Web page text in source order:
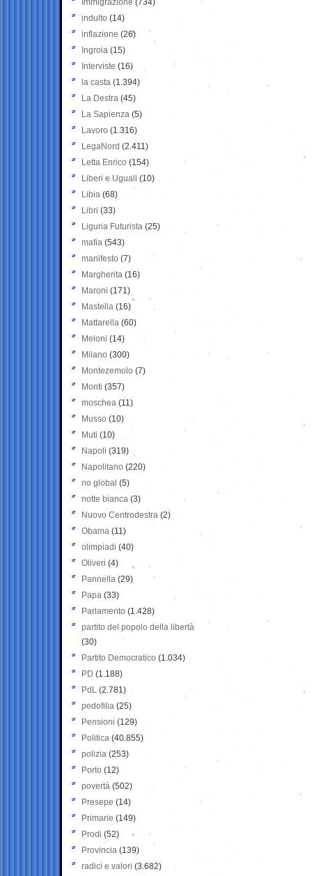
Immigrazione (734)
indulto (14)
inflazione (26)
Ingroia (15)
Interviste (16)
la casta (1.394)
La Destra (45)
La Sapienza (5)
Lavoro (1.316)
LegaNord (2.411)
Letta Enrico (154)
Liberi e Uguali (10)
Libia (68)
Libri (33)
Liguria Futurista (25)
mafia (543)
manifesto (7)
Margherita (16)
Maroni (171)
Mastella (16)
Mattarella (60)
Meloni (14)
Milano (300)
Montezemolo (7)
Monti (357)
moschea (11)
Musso (10)
Muti (10)
Napoli (319)
Napolitano (220)
no global (5)
notte bianca (3)
Nuovo Centrodestra (2)
Obama (11)
olimpiadi (40)
Oliveri (4)
Pannella (29)
Papa (33)
Parlamento (1.428)
partito del popolo della libertà
(30)
Partito Democratico (1.034)
PD (1.188)
PdL (2.781)
pedofilia (25)
Pensioni (129)
Politica (40.855)
polizia (253)
Porto (12)
povertà (502)
Presepe (14)
Primarie (149)
Prodi (52)
Provincia (139)
radici e valori (3.682)